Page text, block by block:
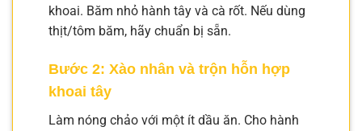
khoai. Băm nhỏ hành tây và cà rốt. Nếu dùng
thịt/tôm băm, hãy chuẩn bị sẵn.
Bước 2: Xào nhân và trộn hỗn hợp
khoai tây
Làm nóng chảo với một ít dầu ăn. Cho hành